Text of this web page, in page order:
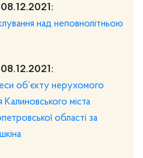
над неповнолітньою
об’єкту нерухомого
міста
області за